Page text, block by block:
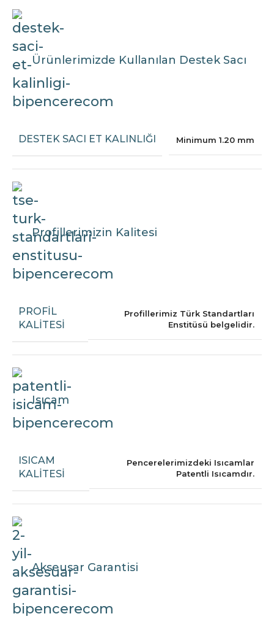
Ürünlerimizde Kullanılan Destek Sacı
DESTEK SACI ET KALINLIĞI Minimum 1.20 mm
Profillerimizin Kalitesi
PROFIL
KALITESI
Profillerimiz Türk Standartları
Enstitüsü belgelidir.
Isıcam
ISICAM
KALITESI
Pencerelerimizdeki Isıcamlar
Patentli Isıcamdır.
Akseusar Garantisi